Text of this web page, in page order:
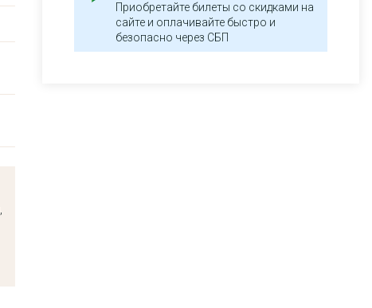
Приобретайте билеты со скидками на
сайте и оплачивайте быстро и
безопасно через СБП